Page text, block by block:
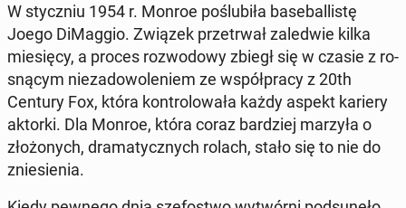
W stycz­niu 1954 r. Monroe po­ślu­bi­ła ba­se­bal­li­stę
Joego Di­Mag­gio. Związek prze­trwał za­le­d­wie kilka
mie­się­cy, a proces roz­wo­do­wy zbiegł się w czasie z ro­
sną­cym nie­za­do­wo­le­niem ze współ­pra­cy z 20th
Century Fox, która kon­tro­lo­wa­ła każdy aspekt kariery
aktorki. Dla Monroe, która coraz bar­dziej marzyła o
zło­żo­nych, dra­ma­tycz­nych rolach, stało się to nie do
znie­sie­nia.